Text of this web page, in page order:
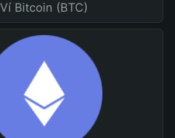
Ví Bitcoin (BTC)